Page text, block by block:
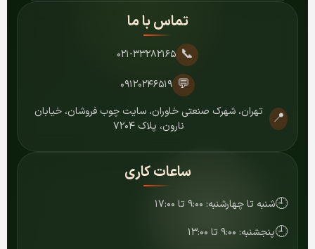
تماس با ما
📞 ۰۲۱-۳۳۲۸۲۱۶۵
💬 ۰۹۱۲۰۲۴۶۵۱۹
📍
تهران، شهرک صنعتی خاوران، سایت چوب فروشان، خیابان
نارون، پلاک ۷۲۰۴
ساعات کاری
🕘شنبه تا چهارشنبه: ۹:۰۰ تا ۱۷:۰۰
🕘پنجشنبه: ۹:۰۰ تا ۱۳:۰۰